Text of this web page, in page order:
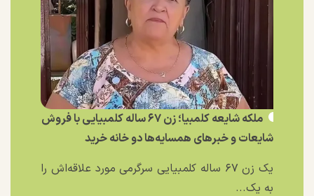
ملکه شایعه کلمبیا؛ زن ۶۷ ساله کلمبیایی با فروش
شایعات و خبر‌های همسایه‌ها دو خانه خرید
یک زن ۶۷ ساله کلمبیایی سرگرمی مورد علاقه‌اش را
به یک...